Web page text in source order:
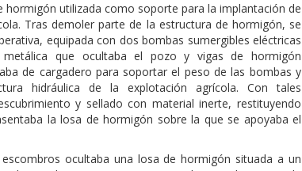
utilizada como soporte para la implantación de
Tras demoler parte de la estructura de hormigón, se
equipada con dos bombas sumergibles eléctricas
que ocultaba el pozo y vigas de hormigón
de cargadero para soportar el peso de las bombas y
hidráulica de la explotación agrícola. Con tales
y sellado con material inerte, restituyendo
la losa de hormigón sobre la que se apoyaba el
ocultaba una losa de hormigón situada a un